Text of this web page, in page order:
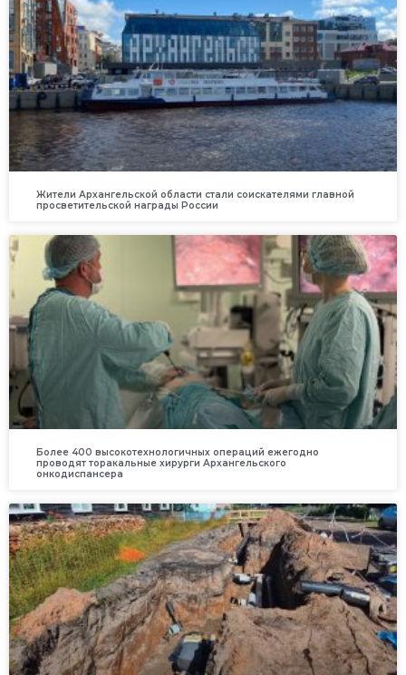
Жители Архангельской области стали соискателями главной
просветительской награды России
Более 400 высокотехнологичных операций ежегодно
проводят торакальные хирурги Архангельского
онкодиспансера